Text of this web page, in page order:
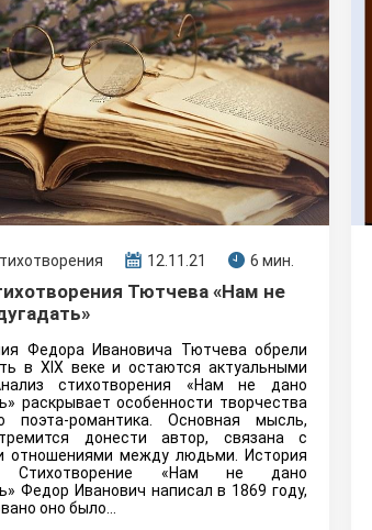
12.11.21 6 мин.
Тютчева «Нам не
Федора Ивановича Тютчева обрели
в XIX веке и остаются актуальными
стихотворения «Нам не дано
раскрывает особенности творчества
поэта-романтика. Основная мысль,
донести автор, связана с
отношениями между людьми. История
Стихотворение «Нам не дано
Федор Иванович написал в 1869 году,
оно было…